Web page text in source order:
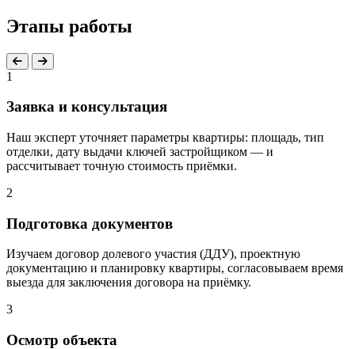
Этапы работы
1
Заявка и консультация
Наш эксперт уточняет параметры квартиры: площадь, тип
отделки, дату выдачи ключей застройщиком — и
рассчитывает точную стоимость приёмки.
2
Подготовка документов
Изучаем договор долевого участия (ДДУ), проектную
документацию и планировку квартиры, согласовываем время
выезда для заключения договора на приёмку.
3
Осмотр объекта